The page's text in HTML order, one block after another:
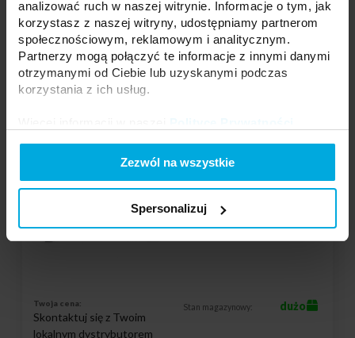
analizować ruch w naszej witrynie. Informacje o tym, jak
korzystasz z naszej witryny, udostępniamy partnerom
społecznościowym, reklamowym i analitycznym.
Partnerzy mogą połączyć te informacje z innymi danymi
otrzymanymi od Ciebie lub uzyskanymi podczas
korzystania z ich usług.
Zezwól na wszystkie
Spersonalizuj
DODAJ DO LISTY ŻYCZEŃ
Podmiot odpowiedzialny: LED Labs S.A., ul. Zakopiańska 2C, 30-418
Złącze LED PRO D 10mm - gniazdo RGB
24-0000-61
Typ:
Złącze
Twoja cena:
Skontaktuj się z Twoim
lokalnym dystrybutorem
Stan magazynowy: dużo